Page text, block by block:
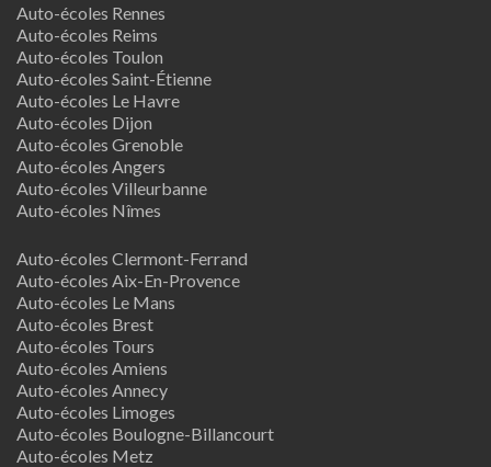
Auto-écoles Rennes
Auto-écoles Reims
Auto-écoles Toulon
Auto-écoles Saint-Étienne
Auto-écoles Le Havre
Auto-écoles Dijon
Auto-écoles Grenoble
Auto-écoles Angers
Auto-écoles Villeurbanne
Auto-écoles Nîmes
Auto-écoles Clermont-Ferrand
Auto-écoles Aix-En-Provence
Auto-écoles Le Mans
Auto-écoles Brest
Auto-écoles Tours
Auto-écoles Amiens
Auto-écoles Annecy
Auto-écoles Limoges
Auto-écoles Boulogne-Billancourt
Auto-écoles Metz